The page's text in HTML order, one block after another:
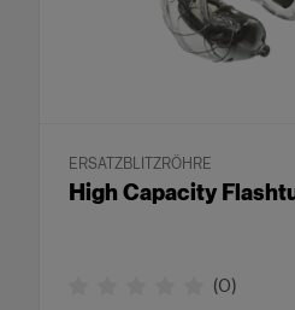
ERSATZBLITZRÖHRE
High Capacity
(0)